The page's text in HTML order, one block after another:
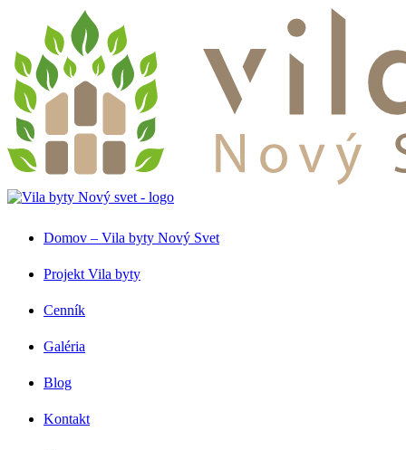
Domov – Vila byty Nový Svet
Projekt Vila byty
Cenník
Galéria
Blog
Kontakt